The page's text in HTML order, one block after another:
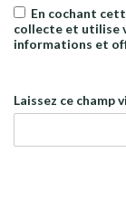
En cochant
collecte et utilise
informations et
Laissez ce champ